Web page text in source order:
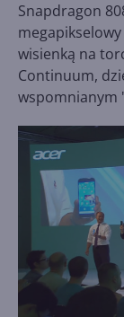
Snapdragon
wisienką na
Continuum,
wspomnianym